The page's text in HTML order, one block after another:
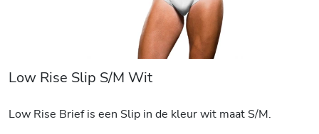
Low Rise Slip S/M Wit
Low Rise Brief is een Slip in de kleur wit maat S/M.